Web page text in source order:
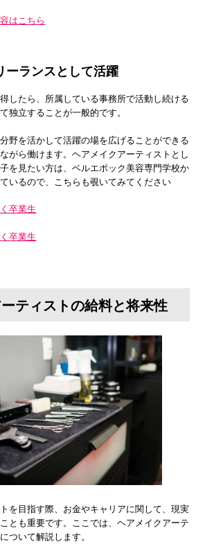
はこちら
ーランスとして活躍
したら、所属している事務所で活動し続ける
独立することが一般的です。
野を活かして活躍の場を広げることができる
がら働けます。ヘアメイクアーティストとし
を見たい方は、ベルエポック美容専門学校か
いるので、こちらも覗いてみてください
卒業生
卒業生
ティストの給料と将来性
を目指す際、お金やキャリアに関して、現実
とも重要です。ここでは、ヘアメイクアーテ
ついて解説します。